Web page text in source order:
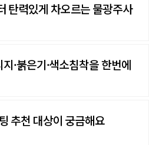
탄력있게 차오르는 물광주사
·붉은기·색소침착을 한번에
추천 대상이 궁금해요